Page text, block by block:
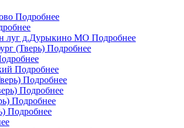
Подробнее
луг д.Дурыкино МО Подробнее
(Тверь) Подробнее
Подробнее
Подробнее
Подробнее
Подробнее
Подробнее